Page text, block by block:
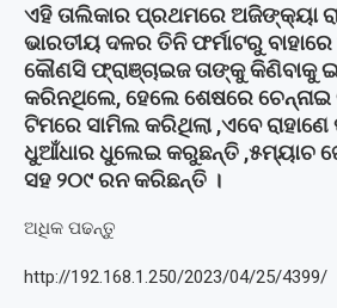
ଏହି ତାଲିକାର ପ୍ରଥମରେ ଅଜିଙ୍କ୍ୟା
ଭାରତୀୟ ଦଳର ତିନି ଫର୍ମାଟରୁ
କୌଣସି ଫ୍ରାଞ୍ଚାଇଜ ତାଙ୍କୁ କିଣିବାକୁ
କରିନଥିଲେ, ହେଲେ ଶେଷରେ ଚେନ୍ନାଇ
ଟିମରେ ସାମିଲ କରିଥିଲା ,ଏବେ
ଧୁଆଁଧାର ଧୁଲେଇ କରୁଛନ୍ତି ,୫ମ୍ୟାଚ
ସହ ୨୦୯ ରନ କରିଛନ୍ତି ।
ଅଧିକ ପଢନ୍ତୁ
http://192.168.1.250/2023/04/25/4399/